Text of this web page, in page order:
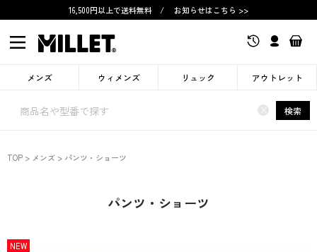
16,500円以上で送料無料 / お知らせはこちら >>
メンズ ウィメンズ リュック アウトレット
× 検索
TOP メンズ パンツ・ショーツ
パンツ・ショーツ
NEW